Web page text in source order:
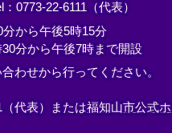
：0773-22-6111（代表）
から午後5時15分
分から午後7時まで開設
わせから行ってください。
代表）または福知山市公式ホ